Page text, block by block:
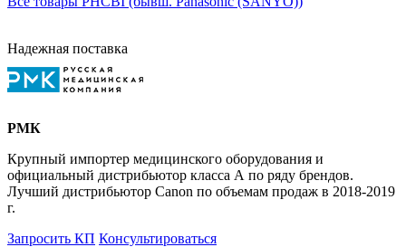
Надежная поставка
РМК
Крупный импортер медицинского оборудования и
официальный дистрибьютор класса А по ряду брендов.
Лучший дистрибьютор Canon по объемам продаж в 2018-2019
г.
Запросить КП Консультироваться